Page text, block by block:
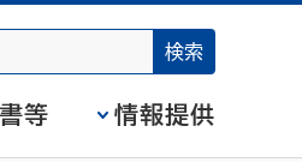
等 情報提供